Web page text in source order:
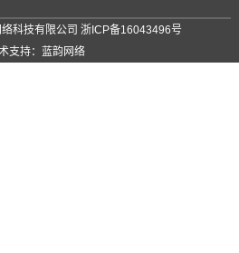
科技有限公司 浙ICP备16043496号
支持： 蓝韵网络